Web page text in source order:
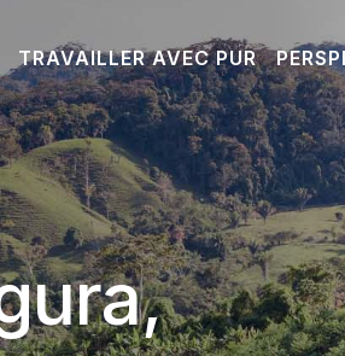
TRAVAILLER AVEC PUR